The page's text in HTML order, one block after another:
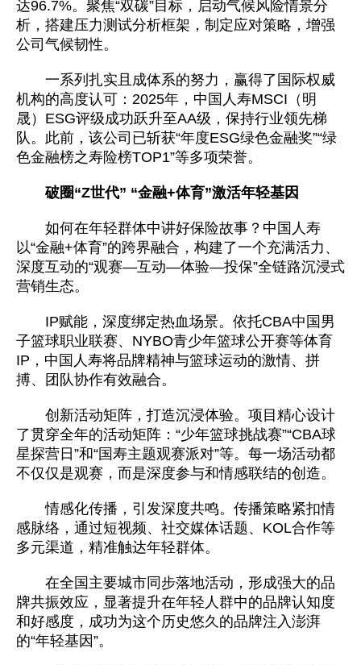
达96.7%。聚焦“双碳”目标，启动气候风险情景分
析，搭建压力测试分析框架，制定应对策略，增强
公司气候韧性。
一系列扎实且成体系的努力，赢得了国际权威
机构的高度认可：2025年，中国人寿MSCI（明
晟）ESG评级成功跃升至AA级，保持行业领先梯
队。此前，该公司已斩获“年度ESG绿色金融奖”“绿
色金融榜之寿险榜TOP1”等多项荣誉。
破圈“Z世代” “金融+体育”激活年轻基因
如何在年轻群体中讲好保险故事？中国人寿
以“金融+体育”的跨界融合，构建了一个充满活力、
深度互动的“观赛—互动—体验—投保”全链路沉浸式
营销生态。
IP赋能，深度绑定热血场景。依托CBA中国男
子篮球职业联赛、NYBO青少年篮球公开赛等体育
IP，中国人寿将品牌精神与篮球运动的激情、拼
搏、团队协作有效融合。
创新活动矩阵，打造沉浸体验。项目精心设计
了贯穿全年的活动矩阵：“少年篮球挑战赛”“CBA球
星探营日”和“国寿主题观赛派对”等。每一场活动都
不仅仅是观赛，而是深度参与和情感联结的创造。
情感化传播，引发深度共鸣。传播策略紧扣情
感脉络，通过短视频、社交媒体话题、KOL合作等
多元渠道，精准触达年轻群体。
在全国主要城市同步落地活动，形成强大的品
牌共振效应，显著提升在年轻人群中的品牌认知度
和好感度，成功为这个历史悠久的品牌注入澎湃
的“年轻基因”。